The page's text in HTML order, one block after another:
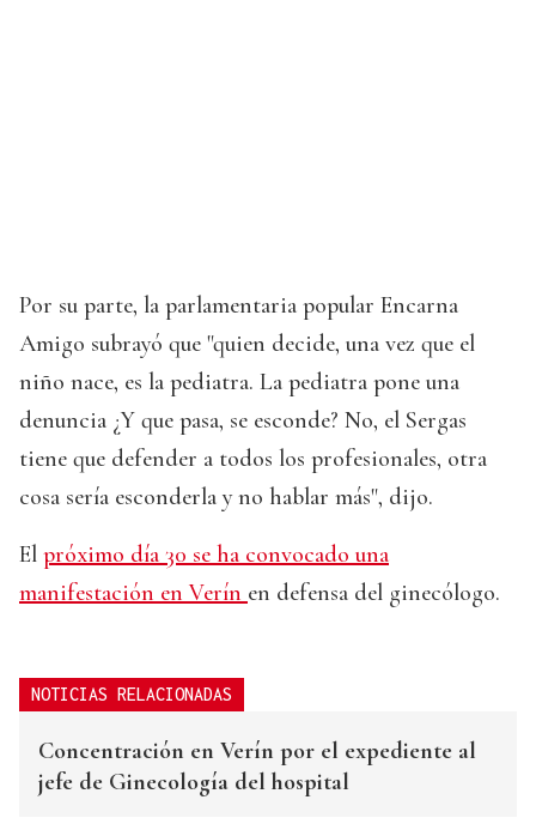
Por su parte, la parlamentaria popular Encarna
Amigo subrayó que "quien decide, una vez que el
niño nace, es la pediatra. La pediatra pone una
denuncia ¿Y que pasa, se esconde? No, el Sergas
tiene que defender a todos los profesionales, otra
cosa sería esconderla y no hablar más", dijo.
El próximo día 30 se ha convocado una
manifestación en Verín en defensa del ginecólogo.
NOTICIAS RELACIONADAS
Concentración en Verín por el expediente al
jefe de Ginecología del hospital